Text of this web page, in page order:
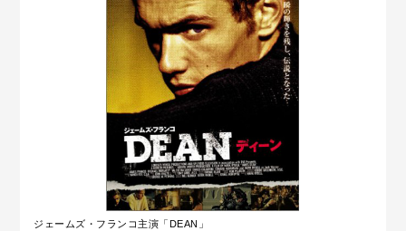
ジェームズ・フランコ主演「DEAN」